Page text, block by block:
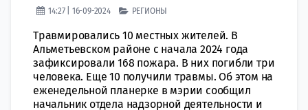
14:27 | 16-09-2024 РЕГИОНЫ
Травмировались 10 местных жителей. В
Альметьевском районе с начала 2024 года
зафиксировали 168 пожара. В них погибли три
человека. Еще 10 получили травмы. Об этом на
еженедельной планерке в мэрии сообщил
начальник отдела надзорной деятельности и